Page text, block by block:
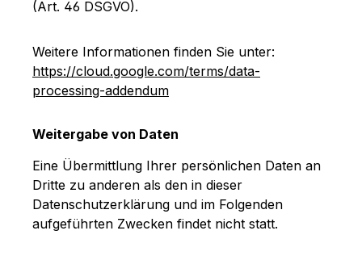
(Art. 46 DSGVO).
Weitere Informationen finden Sie unter:
https://cloud.google.com/terms/data-
processing-addendum
Weitergabe von Daten
Eine Übermittlung Ihrer persönlichen Daten an
Dritte zu anderen als den in dieser
Datenschutzerklärung und im Folgenden
aufgeführten Zwecken findet nicht statt.